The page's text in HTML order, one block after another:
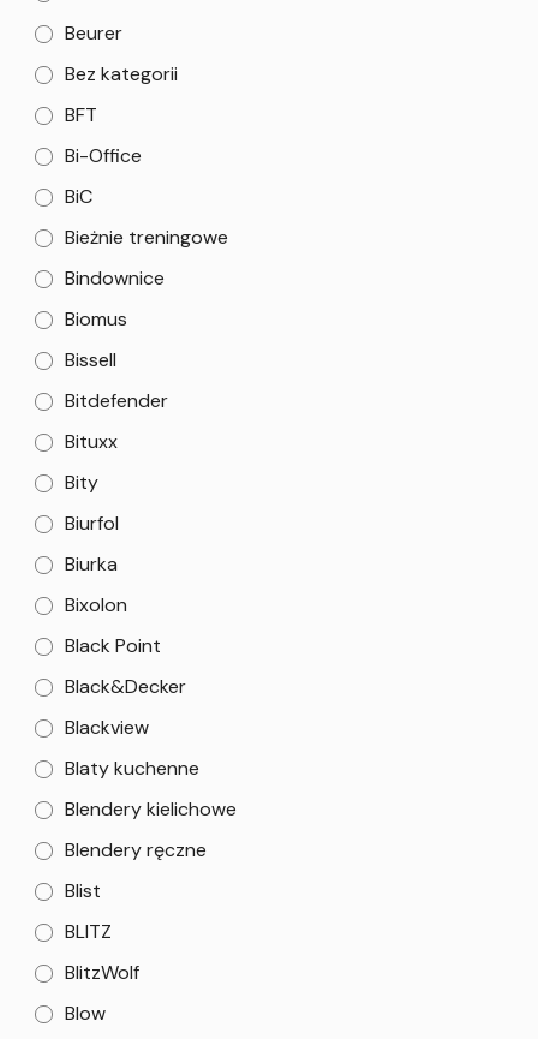
Beurer
Bez kategorii
BFT
Bi-Office
BiC
Bieżnie treningowe
Bindownice
Biomus
Bissell
Bitdefender
Bituxx
Bity
Biurfol
Biurka
Bixolon
Black Point
Black&Decker
Blackview
Blaty kuchenne
Blendery kielichowe
Blendery ręczne
Blist
BLITZ
BlitzWolf
Blow